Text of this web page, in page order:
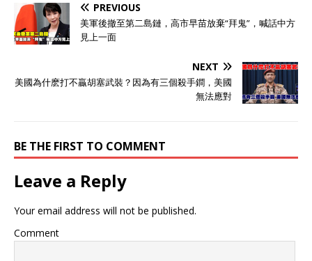
PREVIOUS
美軍後撤至第二島鏈，高市早苗放棄“拜鬼”，喊話中方
見上一面
NEXT
美國為什麽打不贏胡塞武裝？因為有三個殺手鐧，美國
無法應對
BE THE FIRST TO COMMENT
Leave a Reply
Your email address will not be published.
Comment